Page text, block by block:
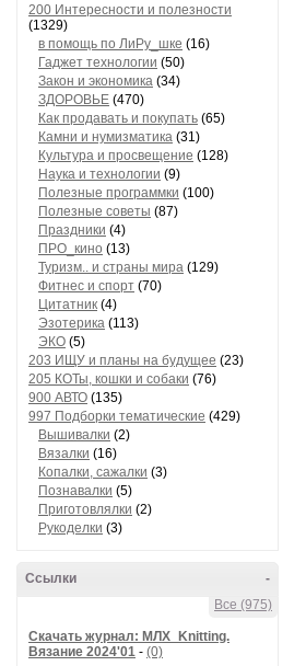
200 Интересности и полезности
(1329)
в помощь по ЛиРу_шке (16)
Гаджет технологии (50)
Закон и экономика (34)
ЗДОРОВЬЕ (470)
Как продавать и покупать (65)
Камни и нумизматика (31)
Культура и просвещение (128)
Наука и технологии (9)
Полезные программки (100)
Полезные советы (87)
Праздники (4)
ПРО_кино (13)
Туризм.. и страны мира (129)
Фитнес и спорт (70)
Цитатник (4)
Эзотерика (113)
ЭКО (5)
203 ИЩУ и планы на будущее (23)
205 КОТы, кошки и собаки (76)
900 АВТО (135)
997 Подборки тематические (429)
Вышивалки (2)
Вязалки (16)
Копалки, сажалки (3)
Познавалки (5)
Приготовлялки (2)
Рукоделки (3)
-
Ссылки
Все (975)
Скачать журнал: МЛХ_Knitting.
Вязание 2024'01 - (0)